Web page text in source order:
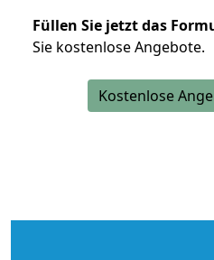
Füllen Sie jetzt das
Sie kostenlose Angebote.
Kostenlose